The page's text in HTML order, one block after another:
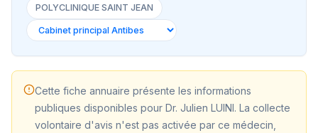
POLYCLINIQUE SAINT JEAN
Cette fiche annuaire présente les informations
publiques disponibles pour Dr. Julien LUINI. La collecte
volontaire d'avis n'est pas activée par ce médecin,